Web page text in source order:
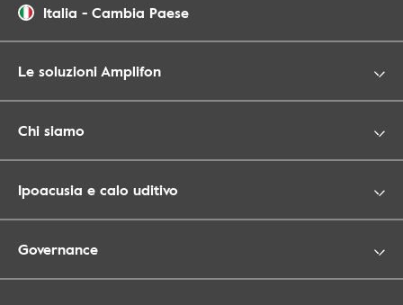
Italia - Cambia Paese
Le soluzioni Amplifon
Chi siamo
Ipoacusia e calo uditivo
Governance